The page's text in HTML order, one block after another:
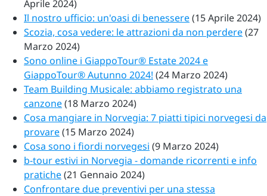
Aprile 2024)
Il nostro ufficio: un'oasi di benessere(15 Aprile 2024)
Scozia, cosa vedere: le attrazioni da non perdere(27
Marzo 2024)
Sono online i GiappoTour® Estate 2024 e
GiappoTour® Autunno 2024! (24 Marzo 2024)
Team Building Musicale: abbiamo registrato una
canzone(18 Marzo 2024)
Cosa mangiare in Norvegia: 7 piatti tipici norvegesi da
provare(15 Marzo 2024)
Cosa sono i fiordi norvegesi (9 Marzo 2024)
b-tour estivi in Norvegia - domande ricorrenti e info
pratiche(21 Gennaio 2024)
Confrontare due preventivi per una stessa